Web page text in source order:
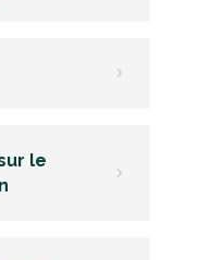
5
5
le